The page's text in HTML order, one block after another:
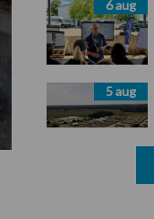
6 aug
5 aug